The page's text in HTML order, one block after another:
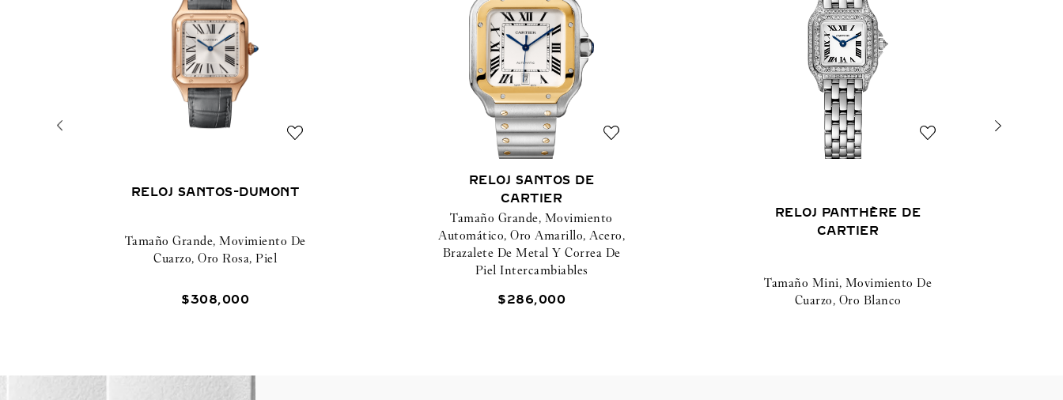
RELOJ SANTOS-DUMONT
Tamaño Grande, Movimiento De
Cuarzo, Oro Rosa, Piel
$308,000
RELOJ SANTOS DE
CARTIER
Tamaño Grande, Movimiento
Automático, Oro Amarillo, Acero,
Brazalete De Metal Y Correa De
Piel Intercambiables
$286,000
RELOJ PANTHÈRE DE
CARTIER
Tamaño Mini, Movimiento De
Cuarzo, Oro Blanco